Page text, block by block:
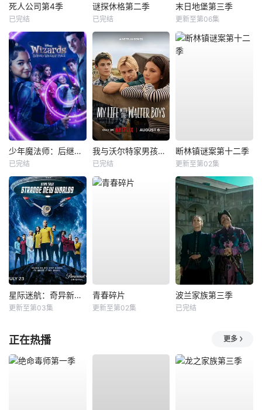
死人公司第4季
已完结
谜探休格第二季
已完结
末日地堡第三季
更新至第06集
少年魔法师：后继者第三季
已完结
我与沃尔特家男孩的生活第三季
已完结
断林镇谜案第十二季
更新至第02集
星际迷航：奇异新世界第四季
更新至第03集
青春碎片
更新至第02集
波兰家族第三季
已完结
正在热播 更多